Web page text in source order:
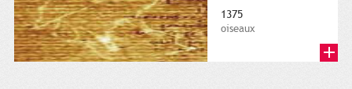
1375
oiseaux